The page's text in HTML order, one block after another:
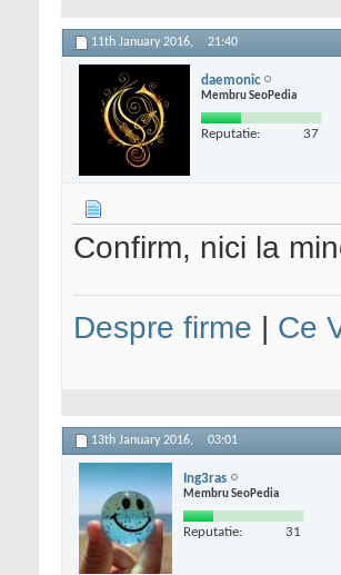
11th January 2016, 21:40
daemonic
Membru SeoPedia
Reputatie: 37
Confirm, nici la
Despre firme Ce
13th January 2016, 03:01
Ing3ras
Membru SeoPedia
Reputatie: 31